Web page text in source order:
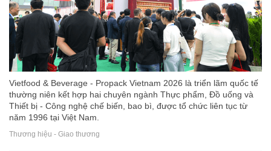
Vietfood & Beverage - Propack Vietnam 2026 là triển lãm quốc tế
thường niên kết hợp hai chuyên ngành Thực phẩm, Đồ uống và
Thiết bị - Công nghệ chế biến, bao bì, được tổ chức liên tục từ
năm 1996 tại Việt Nam.
Thương hiệu - Giao thương